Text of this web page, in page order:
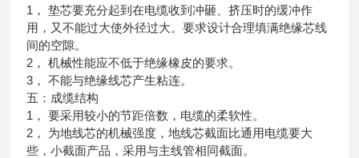
1， 垫芯要充分起到在电缆收到冲砸、挤压时的缓冲作
用，又不能过大使外径过大。要求设计合理填满绝缘芯线
间的空隙。
2， 机械性能应不低于绝缘橡皮的要求。
3， 不能与绝缘线芯产生粘连。
五：成缆结构
1， 要采用较小的节距倍数，电缆的柔软性。
2， 为地线芯的机械强度，地线芯截面比通用电缆要大
些，小截面产品，采用与主线管相同截面。